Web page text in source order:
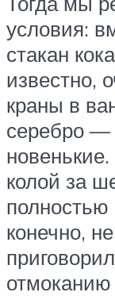
условия:
стакан
известно,
краны в
серебро —
колой за
полностью
конечно,
отмоканию